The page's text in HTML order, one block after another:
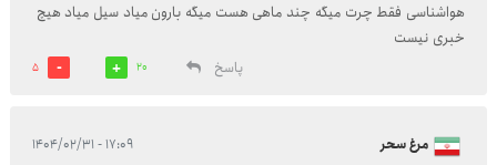
هواشناسی فقط چرت میگه چند ماهی هست میگه بارون میاد سیل میاد هیچ
خبری نیست
پاسخ
20
5
مرغ سحر ۱۷:۰۹ - ۱۴۰۴/۰۲/۳۱